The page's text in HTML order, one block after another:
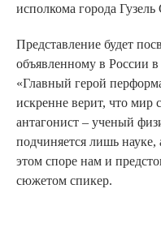
исполкома города Гузель
Представление будет
объявленному в России
«Главный герой
искренне верит, что мир
антагонист – ученый
подчиняется лишь
этом споре нам и
сюжетом спикер.